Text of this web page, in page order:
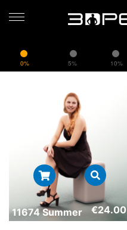
0% 5% 10%
11674 Summer €24.00